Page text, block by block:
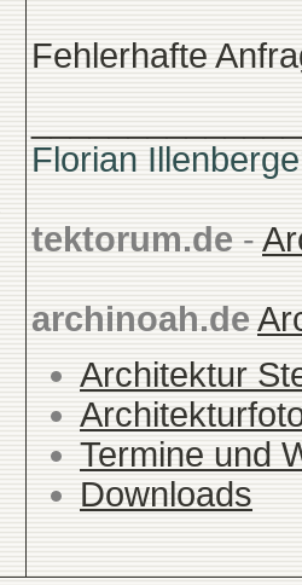
Fehlerhafte
Florian
tektorum.de -
archinoah.de
Architektur
Termine und
Downloads